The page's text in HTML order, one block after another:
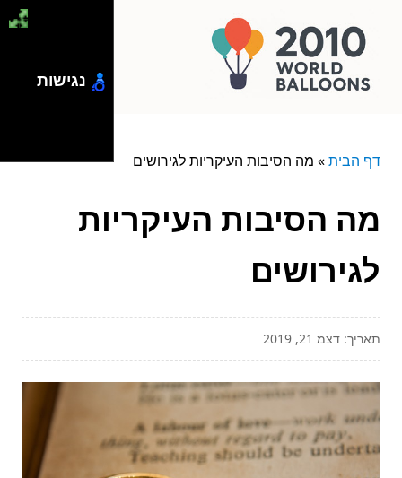
דף הבית» מה הסיבות העיקריות לגירושים
מה הסיבות העיקריות
לגירושים
תאריך: דצמ 21, 2019
נגישות